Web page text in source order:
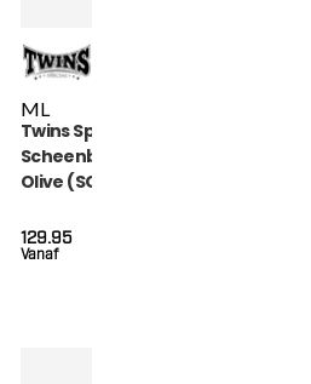
ML
Twins Special
Scheenbeschermers
Olive (SGL 7 OLIVE)
Vanaf
129.95